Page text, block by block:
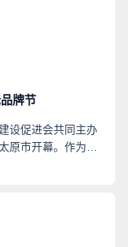
牌节
设促进会共同主办
原市开幕。作为品
在大会精彩亮相。